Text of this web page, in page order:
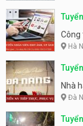
Công
Hà
Nhà
Đà